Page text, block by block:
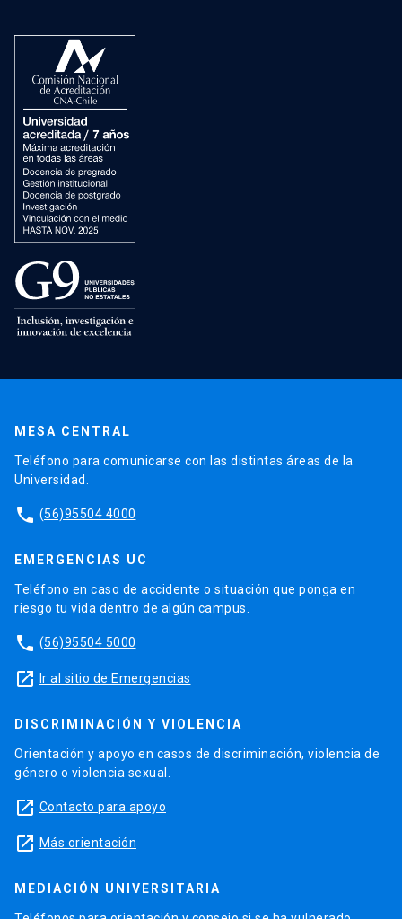
MESA CENTRAL
Teléfono para comunicarse con las distintas áreas de la
Universidad.
phone (56)95504 4000
EMERGENCIAS UC
Teléfono en caso de accidente o situación que ponga en
riesgo tu vida dentro de algún campus.
phone (56)95504 5000
launch Ir al sitio de Emergencias
DISCRIMINACIÓN Y VIOLENCIA
Orientación y apoyo en casos de discriminación, violencia de
género o violencia sexual.
launch Contacto para apoyo
launch Más orientación
MEDIACIÓN UNIVERSITARIA